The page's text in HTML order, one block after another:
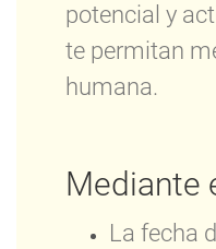
potencial y
te permitan
humana.
Mediante
La fecha